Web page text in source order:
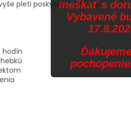
pleti poskytuje ochranu
hodín
meškať s
Vybavené